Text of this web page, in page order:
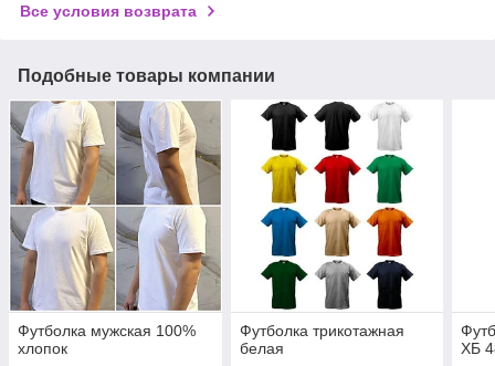
Все условия возврата
Подобные товары компании
Футболка мужская 100%
хлопок
Футболка трикотажная
белая
ХБ